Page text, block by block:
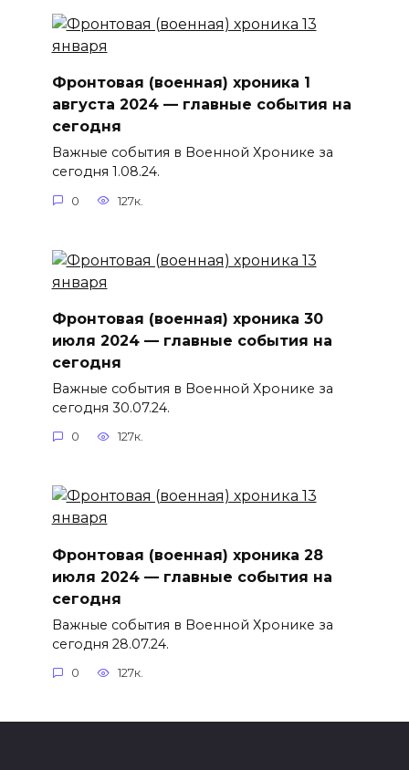
Фронтовая (военная) хроника 1
августа 2024 — главные события на
сегодня
Важные события в Военной Хронике за
сегодня 1.08.24.
0 127к.
Фронтовая (военная) хроника 30
июля 2024 — главные события на
сегодня
Важные события в Военной Хронике за
сегодня 30.07.24.
0 127к.
Фронтовая (военная) хроника 28
июля 2024 — главные события на
сегодня
Важные события в Военной Хронике за
сегодня 28.07.24.
0 127к.